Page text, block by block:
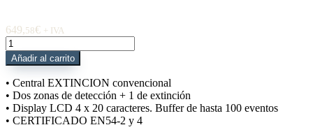
649,58€ + IVA
EX-
PRO
Central
extinción
ZETA
PREMIER
EX
Añadir al carrito
• Central EXTINCION convencional
• Dos zonas de detección + 1 de extinción
• Display LCD 4 x 20 caracteres. Buffer de hasta 100 eventos
• CERTIFICADO EN54-2 y 4